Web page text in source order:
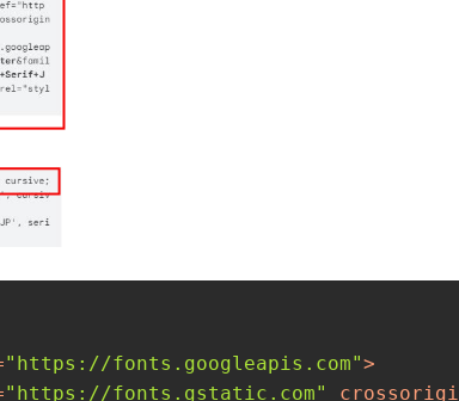
"https://fonts.googleapis.com">
"https://fonts.gstatic.com"